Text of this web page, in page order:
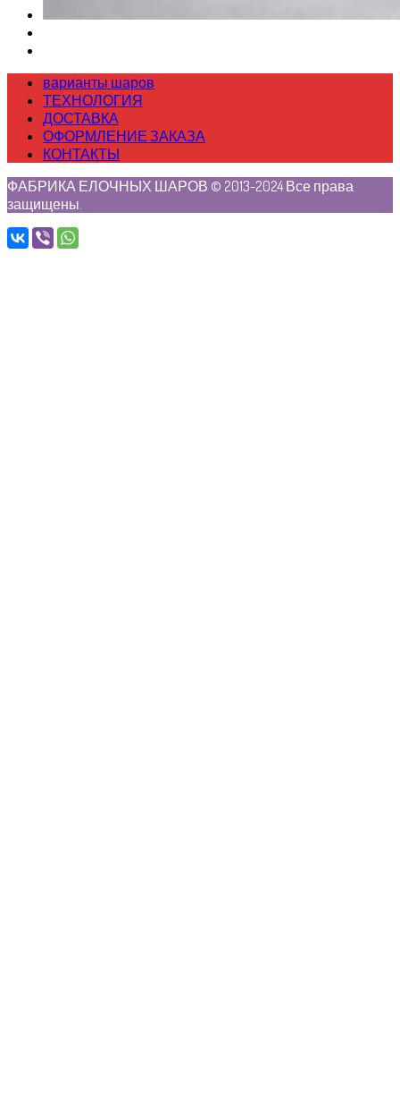
варианты шаров
ТЕХНОЛОГИЯ
ДОСТАВКА
ОФОРМЛЕНИЕ ЗАКАЗА
КОНТАКТЫ
ФАБРИКА ЕЛОЧНЫХ ШАРОВ © 2013-2024 Все права
защищены.